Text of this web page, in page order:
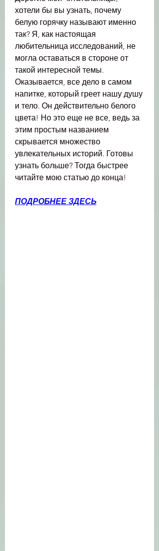
хотели бы вы узнать, почему
белую горячку называют именно
так? Я, как настоящая
любительница исследований, не
могла оставаться в стороне от
такой интересной темы.
Оказывается, все дело в самом
напитке, который греет нашу душу
и тело. Он действительно белого
цвета! Но это еще не все, ведь за
этим простым названием
скрывается множество
увлекательных историй. Готовы
узнать больше? Тогда быстрее
читайте мою статью до конца!
ПОДРОБНЕЕ ЗДЕСЬ